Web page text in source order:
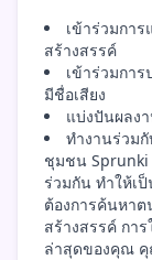
เข้าร่วมกา
สร้างสรรค์
เข้าร่วมกา
มีชื่อเสียง
แบ่งปันผลง
ทำงานร่วม
ชุมชน Sprunki
ร่วมกัน ทำให้
ต้องการค้นหา
สร้างสรรค์ กา
ล่าสุดของคุณ